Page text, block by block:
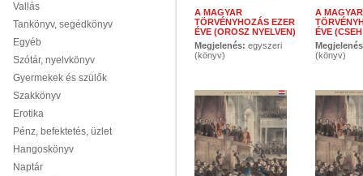
Vallás
Tankönyv, segédkönyv
Egyéb
Szótár, nyelvkönyv
Gyermekek és szülők
Szakkönyv
Erotika
Pénz, befektetés, üzlet
Hangoskönyv
Naptár
A MAGYAR
TÖRVÉNYHOZÁS EZER
ÉVE (OROSZ NYELVEN)
Megjelenés: egyszeri
(könyv)
A MAGYAR
ÉVE
(könyv)